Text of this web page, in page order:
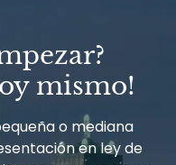
mismo!
o mediana
en ley de